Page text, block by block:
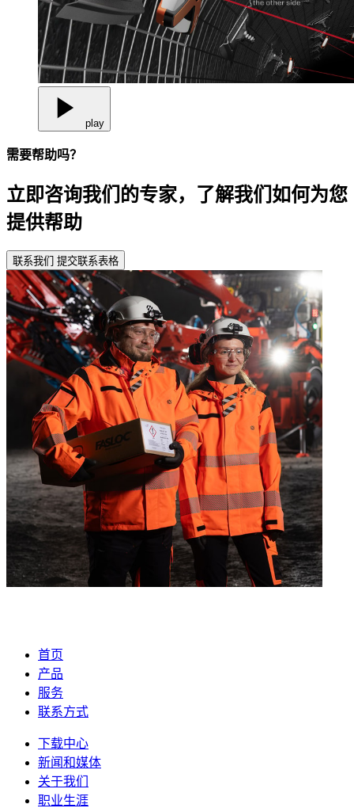
play
需要帮助吗？
立即咨询我们的专家，了解我们如何为您
提供帮助
联系我们 提交联系表格
首页
产品
服务
联系方式
下载中心
新闻和媒体
关于我们
职业生涯